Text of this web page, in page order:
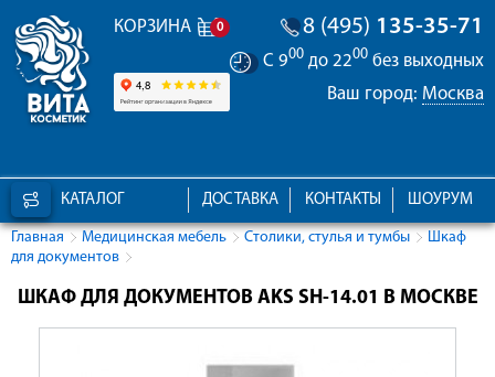
КОРЗИНА 0 8 (495) 135-35-71
С 900 до 2200 без выходных
Ваш город: Москва
КАТАЛОГ ШОУРУМ
КОНТАКТЫ
ДОСТАВКА
Главная Медицинская мебель Столики, стулья и тумбы
Шкаф
для документов
ШКАФ ДЛЯ ДОКУМЕНТОВ AKS SH-14.01 В МОСКВЕ